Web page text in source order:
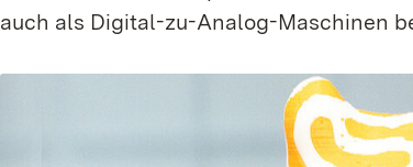
auch als Digital-zu-Analog-Maschinen